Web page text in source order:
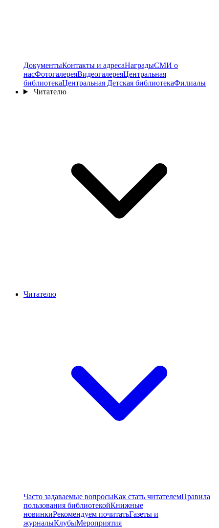
ДокументыКонтакты и адресаНаградыСМИ о
насФотогалереяВидеогалереяЦентральная
библиотекаЦентральная Детская библиотекаФилиалы
Читателю
Читателю
Часто задаваемые вопросыКак стать читателемПравила
пользования библиотекойКнижные
новинкиРекомендуем почитатьГазеты и
журналыКлубыМероприятия